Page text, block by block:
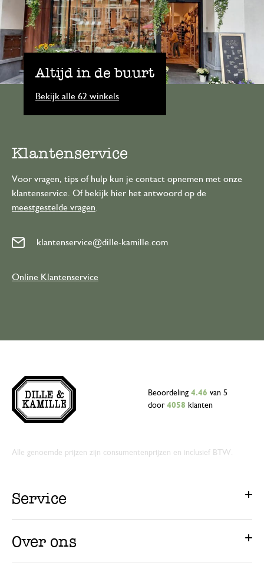
Altijd in de buurt
Bekijk alle 62 winkels
Klantenservice
Voor vragen, tips of hulp kun je contact opnemen met onze
klantenservice. Of bekijk hier het antwoord op de
meestgestelde vragen.
klantenservice@dille-kamille.com
Online Klantenservice
Beoordeling 4.46 van 5
door 4058 klanten
Alle genoemde prijzen zijn consumentenprijzen en inclusief BTW.
Service
Over ons